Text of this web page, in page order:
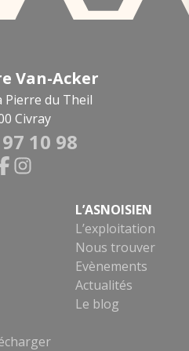
Van-Acker
Pierre du Theil
Civray
10 98
L’ASNOISIEN
L’exploitation
Nous trouver
Evènements
Actualités
Le blog